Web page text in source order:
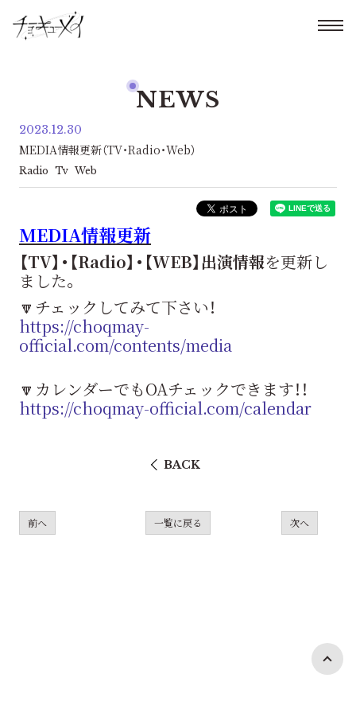
NEWS
2023.12.30
MEDIA情報更新（TV・Radio・Web）
Radio Tv Web
MEDIA情報更新
【TV】・【Radio】・【WEB】出演情報を更新し
ました。
🔽チェックしてみて下さい！
https://choqmay-
official.com/contents/media
🔽カレンダーでもOAチェックできます！！
https://choqmay-official.com/calendar
BACK
前へ 一覧に戻る 次へ